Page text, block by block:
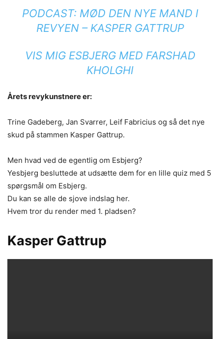
PODCAST: MØD DEN NYE MAND I
REVYEN – KASPER GATTRUP
VIS MIG ESBJERG MED FARSHAD
KHOLGHI
Årets revykunstnere er:
Trine Gadeberg, Jan Svarrer, Leif Fabricius og så det nye
skud på stammen Kasper Gattrup.
Men hvad ved de egentlig om Esbjerg?
Yesbjerg besluttede at udsætte dem for en lille quiz med 5
spørgsmål om Esbjerg.
Du kan se alle de sjove indslag her.
Hvem tror du render med 1. pladsen?
Kasper Gattrup